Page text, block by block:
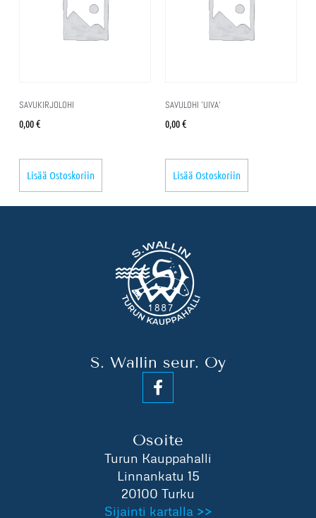
SAVUKIRJOLOHI
0,00€
Lisää Ostoskoriin
SAVULOHI ’UIVA’
0,00€
Lisää Ostoskoriin
S. Wallin seur. Oy
Osoite
Turun Kauppahalli
Linnankatu 15
20100 Turku
Sijainti kartalla >>